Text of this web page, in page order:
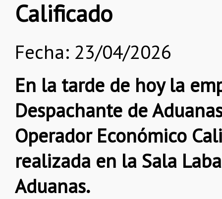
Calificado
Fecha: 23/04/2026
En la tarde de hoy la
Despachante de
Operador Económico
realizada en la Sala
Aduanas.